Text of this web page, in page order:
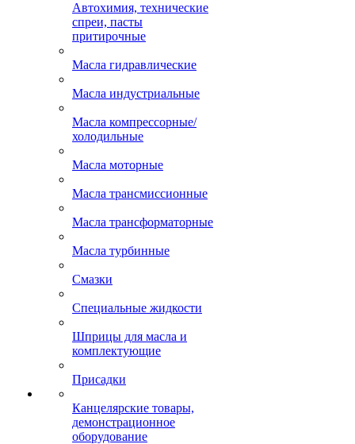
Автохимия, технические
спреи, пасты
притирочные
Масла гидравлические
Масла индустриальные
Масла компрессорные/
холодильные
Масла моторные
Масла трансмиссионные
Масла трансформаторные
Масла турбинные
Смазки
Специальные жидкости
Шприцы для масла и
комплектующие
Присадки
Канцелярские товары,
демонстрационное
оборудование